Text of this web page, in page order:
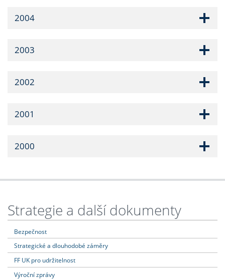
2004
2003
2002
2001
2000
Strategie a další dokumenty
Bezpečnost
Strategické a dlouhodobé záměry
FF UK pro udržitelnost
Výroční zprávy